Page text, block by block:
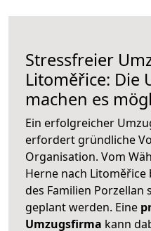
Stressfreier
Litoměřice: Die
machen es
Ein erfolgreicher
erfordert gründliche
Organisation. Vom
Herne nach
des Familien Porzellan
geplant werden. Eine
Umzugsfirma kann